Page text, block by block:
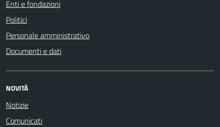
Enti e fondazioni
Politici
Personale amministrativo
Documenti e dati
NOVITÀ
Notizie
Comunicati